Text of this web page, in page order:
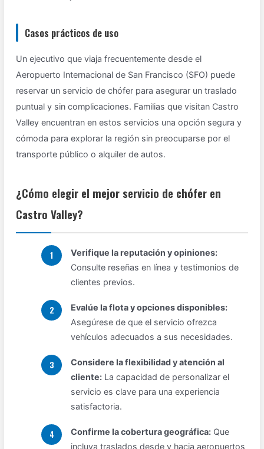
Casos prácticos de uso
Un ejecutivo que viaja frecuentemente desde el
Aeropuerto Internacional de San Francisco (SFO) puede
reservar un servicio de chófer para asegurar un traslado
puntual y sin complicaciones. Familias que visitan Castro
Valley encuentran en estos servicios una opción segura y
cómoda para explorar la región sin preocuparse por el
transporte público o alquiler de autos.
¿Cómo elegir el mejor servicio de chófer en
Castro Valley?
Verifique la reputación y opiniones:
Consulte reseñas en línea y testimonios de
clientes previos.
Evalúe la flota y opciones disponibles:
Asegúrese de que el servicio ofrezca
vehículos adecuados a sus necesidades.
Considere la flexibilidad y atención al
cliente: La capacidad de personalizar el
servicio es clave para una experiencia
satisfactoria.
Confirme la cobertura geográfica: Que
incluya traslados desde y hacia aeropuertos